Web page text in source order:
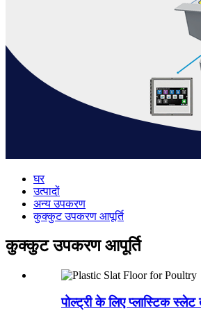
घर
उत्पादों
अन्य उपकरण
कुक्कुट उपकरण आपूर्ति
कुक्कुट उपकरण आपूर्ति
पोल्ट्री के लिए प्लास्टिक